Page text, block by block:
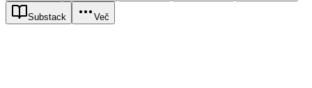
Substack Več